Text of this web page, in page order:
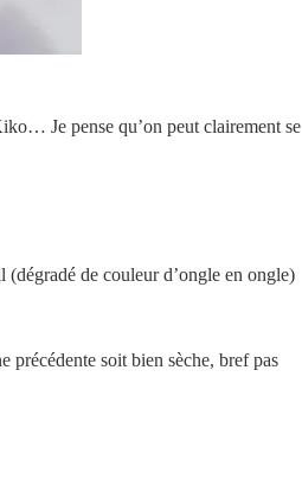
Je pense qu’on peut clairement se
(dégradé de couleur d’ongle en ongle)
soit bien sèche, bref pas